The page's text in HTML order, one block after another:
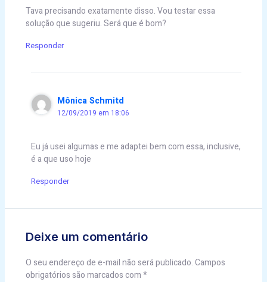
Tava precisando exatamente disso. Vou testar essa
solução que sugeriu. Será que é bom?
Responder
Mônica Schmitd
12/09/2019 em 18:06
Eu já usei algumas e me adaptei bem com essa, inclusive,
é a que uso hoje
Responder
Deixe um comentário
O seu endereço de e-mail não será publicado.Campos
obrigatórios são marcados com*